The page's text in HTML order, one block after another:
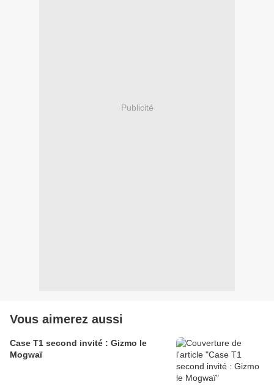
Publicité
Vous aimerez aussi
Case T1 second invité : Gizmo le
Mogwaï